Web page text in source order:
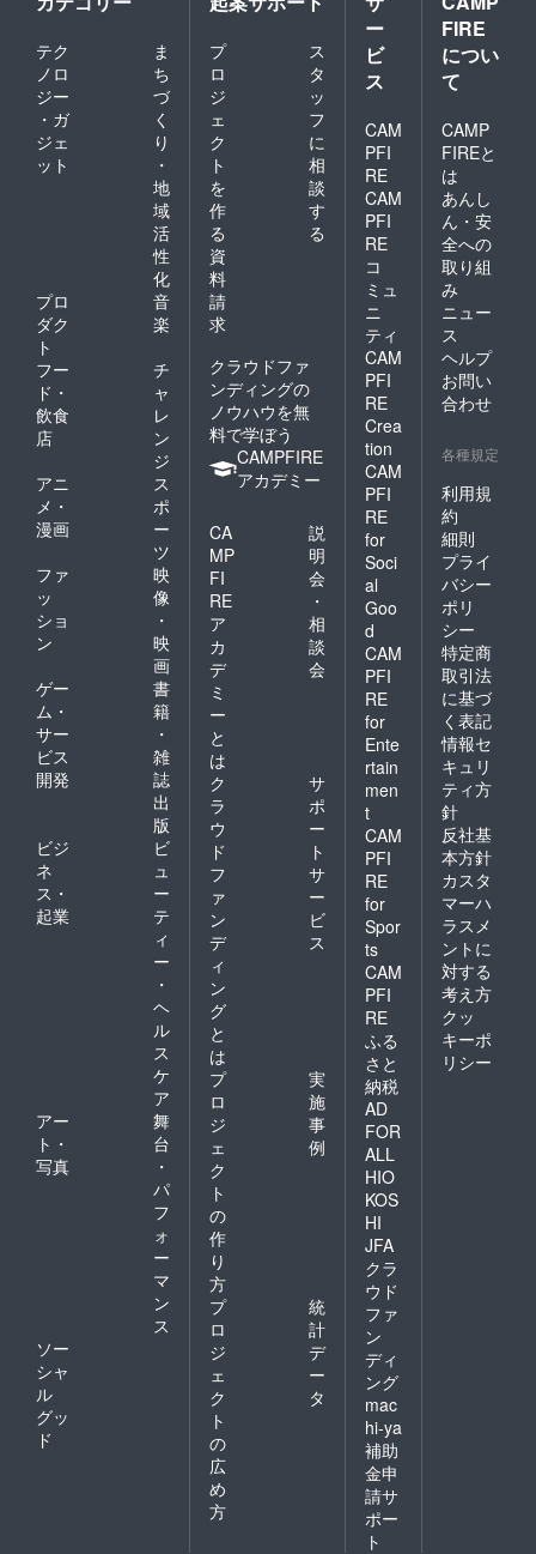
の来場者に大子
ただき自然豊か
なこの地域にた
くさんの方々が
来てなおかつ移
住者が増えるこ
とを節に臨んで
おります。
現在、進入路工
事とパーク内通
路の砕石敷とト
施設の建設工事
を進めておりま
す。何とか本年
末にはRVパー
ク部分を仮オー
プンまで進めた
く豊田リンゴ園
とグループ有志
にて開発費用を
一時立替払いと
してボランティ
アにて毎週末に
工事を進めてお
ります。
このプロジェク
トがすべて完成
した場合、キャ
ンプ施設年間来
場台数約800
台、完成３年後
紅葉狩り来場者
約1～2万人、果
樹園来場者約
3000～5000人
が見込まれ、
キャンプ資材や
食材購入、近隣
宿泊施設、温泉
施設利用者も増
えて町に資金が
投下できるもの
と考えておりま
す。
応援のほど宜し
くお願いいたし
ます。
テク
ノロ
ジー
・ガ
ジェ
ット
ま
ち
づ
く
り
・
地
域
活
性
化
プロ
ダク
ト
音
楽
フー
ド・
飲食
店
チ
ャ
レ
ン
ジ
アニ
メ・
漫画
ス
ポ
ー
ツ
ファ
ッ
ショ
ン
映
像
・
映
画
ゲー
ム・
サー
ビス
開発
書
籍
・
雑
誌
出
版
ビジ
ネ
ス・
起業
ビ
ュ
ー
テ
ィ
ー
・
ヘ
ル
ス
ケ
ア
アー
ト・
写真
舞
台
・
パ
フ
ォ
ー
マ
ン
ス
ソー
シャ
ル
グッ
ド
プ
ロ
ジ
ェ
ク
ト
を
作
る
ス
タ
ッ
フ
に
相
談
す
る
資
料
請
求
クラウドファ
ンディングの
ノウハウを無
料で学ぼう
CAMPFIRE
アカデミー
CA
MP
FI
RE
ア
カ
デ
ミ
ー
と
は
説
明
会
・
相
談
会
ク
ラ
ウ
ド
フ
ァ
ン
デ
ィ
ン
グ
と
は
サ
ポ
ー
ト
サ
ー
ビ
ス
プ
ロ
ジ
ェ
ク
ト
の
作
り
方
実
施
事
例
プ
ロ
ジ
ェ
ク
ト
の
広
め
方
統
計
デ
ー
タ
ー
ビ
ス
CAM
PFI
RE
CAM
PFI
RE
コ
ミュ
ニ
ティ
CAM
PFI
RE
Crea
tion
CAM
PFI
RE
for
Soci
al
Goo
d
CAM
PFI
RE
for
Ente
rtain
men
t
CAM
PFI
RE
for
Spor
ts
CAM
PFI
RE
ふる
さと
納税
AD
FOR
ALL
HIO
KOS
HI
JFA
クラ
ウド
ファ
ン
ディ
ング
mac
hi-ya
補助
金申
請サ
ポー
ト
FIRE
につい
て
CAMP
FIREと
は
あんし
ん・安
全への
取り組
み
ニュー
ス
ヘルプ
お問い
合わせ
各種規定
利用規
約
細則
プライ
バシー
ポリ
シー
特定商
取引法
に基づ
く表記
情報セ
キュリ
ティ方
針
反社基
本方針
カスタ
マーハ
ラスメ
ントに
対する
考え方
クッ
キーポ
リシー